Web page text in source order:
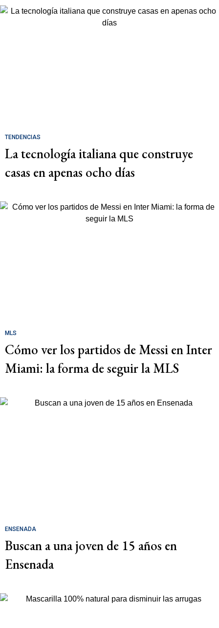
TENDENCIAS
La tecnología italiana que construye
casas en apenas ocho días
MLS
Cómo ver los partidos de Messi en Inter
Miami: la forma de seguir la MLS
ENSENADA
Buscan a una joven de 15 años en
Ensenada